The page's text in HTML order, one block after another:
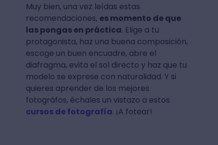
Muy bien, una vez leídas estas
recomendaciones, es momento de que
las pongas en práctica. Elige a tu
protagonista, haz una buena composición,
escoge un buen encuadre, abre el
diafragma, evita el sol directo y haz que tu
modelo se exprese con naturalidad. Y si
quieres aprender de los mejores
fotográfos, échales un vistazo a estos
cursos de fotografía. ¡A fotear!